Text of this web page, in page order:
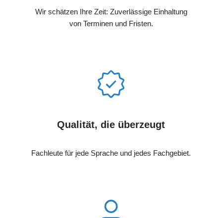
Wir schätzen Ihre Zeit: Zuverlässige Einhaltung
von Terminen und Fristen.
Qualität, die überzeugt
Fachleute für jede Sprache und jedes Fachgebiet.